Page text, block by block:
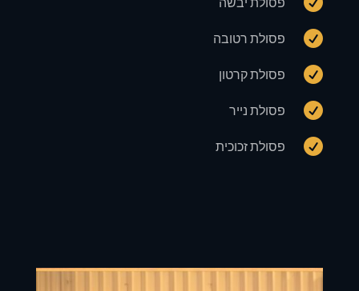
 פסולת רטובה
 פסולת קרטון
 פסולת נייר
 פסולת זכוכית